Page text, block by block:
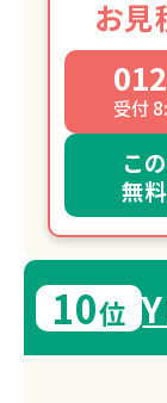
お見
受付
こ
無
10位